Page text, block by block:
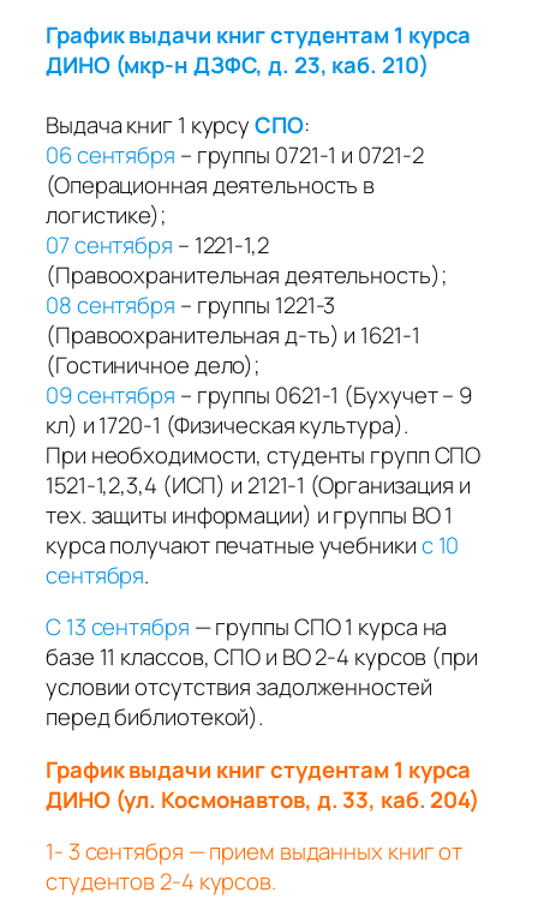
График выдачи книг студентам 1 курса
ДИНО (мкр-н ДЗФС, д. 23, каб. 210)
Выдача книг 1 курсуСПО:
06 сентября – группы 0721-1 и 0721-2
(Операционная деятельность в
логистике);
07 сентября – 1221-1,2
(Правоохранительная деятельность);
08 сентября – группы 1221-3
(Правоохранительная д-ть) и 1621-1
(Гостиничное дело);
09 сентября – группы 0621-1 (Бухучет – 9
кл) и 1720-1 (Физическая культура).
При необходимости, студенты групп СПО
1521-1,2,3,4 (ИСП) и 2121-1 (Организация и
тех. защиты информации) и группы ВО 1
курса получают печатные учебникис 10
сентября.
С 13 сентября — группы СПО 1 курса на
базе 11 классов, СПО и ВО 2-4 курсов (при
условии отсутствия задолженностей
перед библиотекой).
График выдачи книг студентам 1 курса
ДИНО (ул. Космонавтов, д. 33, каб. 204)
1- 3 сентября — прием выданных книг от
студентов 2-4 курсов.